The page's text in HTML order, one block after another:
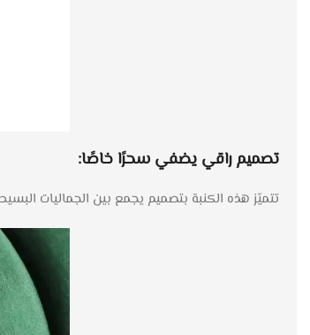
تصميم راقي يضفي سحرًا خاصًا:
تتميّز هذه الكنبة بتصميم يجمع بين الجماليات